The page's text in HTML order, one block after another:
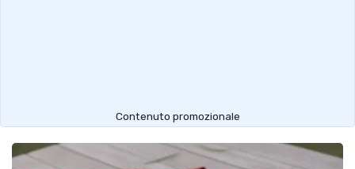
Contenuto promozionale